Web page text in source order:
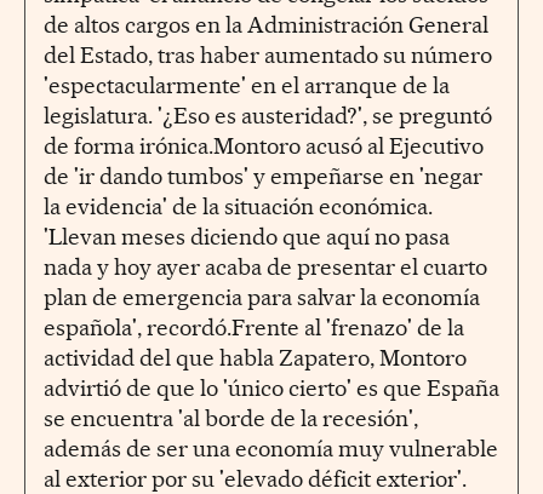
de altos cargos en la Administración General
del Estado, tras haber aumentado su número
'espectacularmente' en el arranque de la
legislatura. '¿Eso es austeridad?', se preguntó
de forma irónica.Montoro acusó al Ejecutivo
de 'ir dando tumbos' y empeñarse en 'negar
la evidencia' de la situación económica.
'Llevan meses diciendo que aquí no pasa
nada y hoy ayer acaba de presentar el cuarto
plan de emergencia para salvar la economía
española', recordó.Frente al 'frenazo' de la
actividad del que habla Zapatero, Montoro
advirtió de que lo 'único cierto' es que España
se encuentra 'al borde de la recesión',
además de ser una economía muy vulnerable
al exterior por su 'elevado déficit exterior'.